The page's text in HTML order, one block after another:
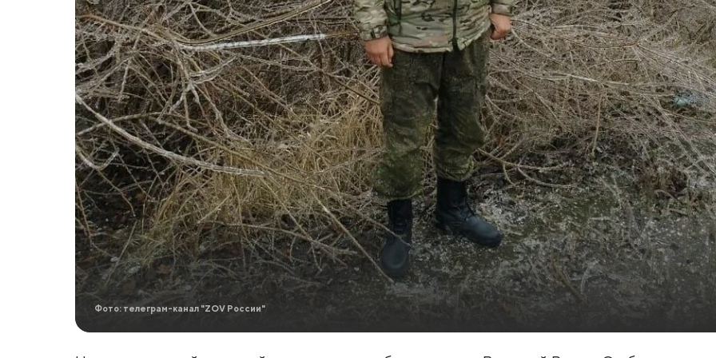
Фото: телеграм-канал "ZOV России"